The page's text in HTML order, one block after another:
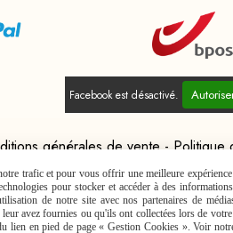
Facebook est désactivé.
générales de vente Politique
trafic et pour vous offrir une meilleure
pour stocker et accéder à des
de notre site avec nos partenaires de
avez fournies ou qu'ils ont collectées lors de
lien en pied de page « Gestion Cookies ». Voir